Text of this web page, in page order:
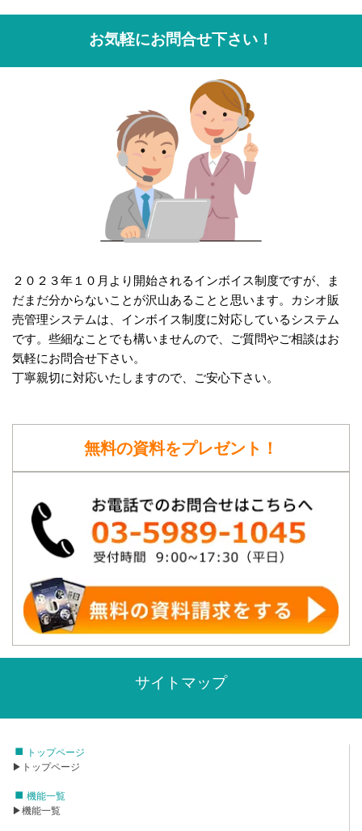
お気軽にお問合せ下さい！
２０２３年１０月より開始されるインボイス制度ですが、ま
だまだ分からないことが沢山あることと思います。カシオ販
売管理システムは、インボイス制度に対応しているシステム
です。些細なことでも構いませんので、ご質問やご相談はお
気軽にお問合せ下さい。
丁寧親切に対応いたしますので、ご安心下さい。
無料の資料をプレゼント！
サイトマップ
トップページ
▶トップページ
機能一覧
▶機能一覧